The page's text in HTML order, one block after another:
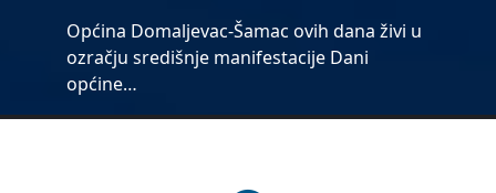
Općina Domaljevac-Šamac ovih dana živi u
ozračju središnje manifestacije Dani
općine…